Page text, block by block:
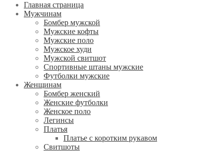
Главная страница
Мужчинам
Бомбер мужской
Мужские кофты
Мужские поло
Мужское худи
Мужской свитшот
Спортивные штаны мужские
Футболки мужские
Женщинам
Бомбер женский
Женские футболки
Женское поло
Легинсы
Платья
Платье с коротким рукавом
Свитшоты